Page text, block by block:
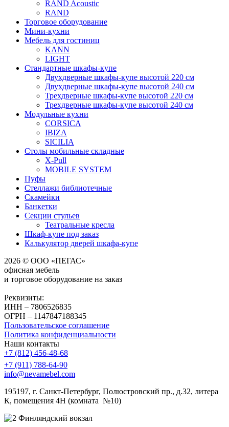
RAND Acoustic
RAND
Торговое оборудование
Мини-кухни
Мебель для гостиниц
KANN
LIGHT
Стандартные шкафы-купе
Двухдверные шкафы-купе высотой 220 см
Двухдверные шкафы-купе высотой 240 см
Трехдверные шкафы-купе высотой 220 см
Трехдверные шкафы-купе высотой 240 см
Модульные кухни
CORSICA
IBIZA
SICILIA
Столы мобильные складные
X-Pull
MOBILE SYSTEM
Пуфы
Стеллажи библиотечные
Скамейки
Банкетки
Секции стульев
Театральные кресла
Шкаф-купе под заказ
Калькулятор дверей шкафа-купе
2026 © ООО «ПЕГАС»
офисная мебель
и торговое оборудование на заказ
Реквизиты:
ИНН – 7806526835
ОГРН – 1147847188345
Пользовательское соглашение
Политика конфиденциальности
Наши контакты
+7 (812) 456-48-68
+7 (911) 788-64-90
info@nevamebel.com
195197, г. Санкт-Петербург, Полюстровский пр., д.32, литера
К, помещения 4Н (комната №10)
Финляндский вокзал